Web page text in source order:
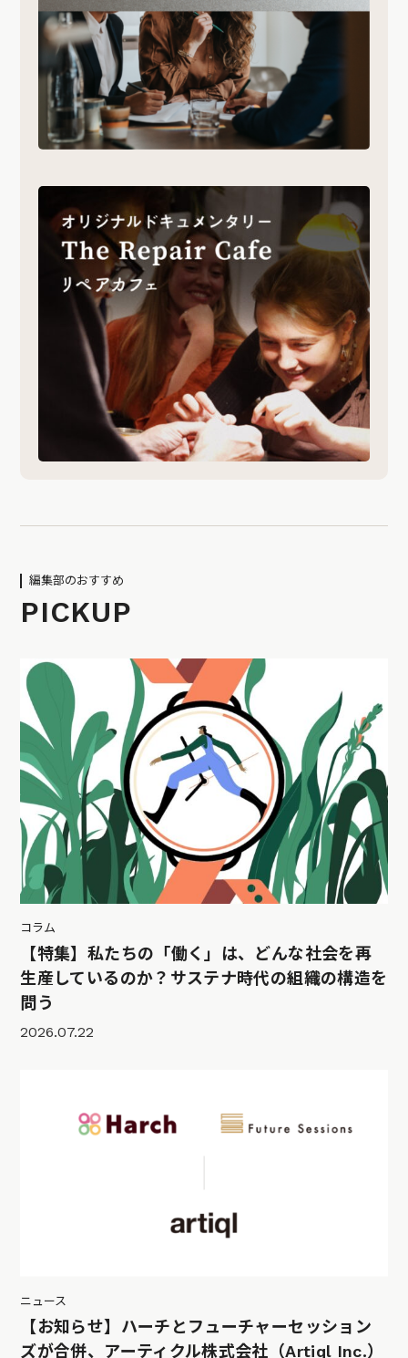
編集部のおすすめ
PICKUP
コラム
【特集】私たちの「働く」は、どんな社会を再
生産しているのか？サステナ時代の組織の構造を
問う
2026.07.22
ニュース
【お知らせ】ハーチとフューチャーセッション
ズが合併、アーティクル株式会社（Artiql Inc.）